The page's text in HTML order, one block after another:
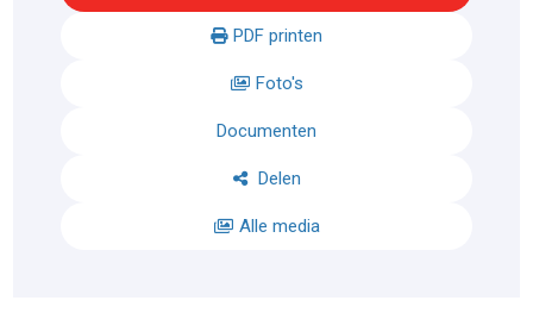
PDF printen
Foto's
Documenten
Delen
Alle media